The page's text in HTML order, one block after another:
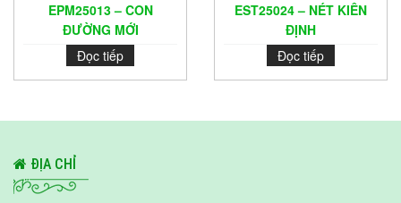
EPM25013 – CON
ĐƯỜNG MỚI
Đọc tiếp
EST25024 – NÉT KIÊN
ĐỊNH
Đọc tiếp
ĐỊA CHỈ